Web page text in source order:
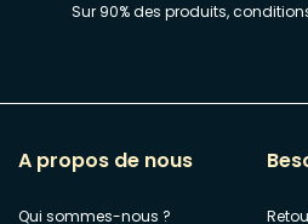
Sur 90% des produits,
A propos de nous
Qui sommes-nous ?